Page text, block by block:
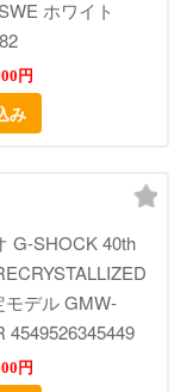
ホワイト
円
み
G-SHOCK 40th
モデル GMW-
4549526345449
円